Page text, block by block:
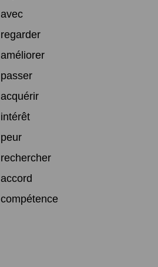
avec
regarder
améliorer
passer
acquérir
intérêt
peur
rechercher
accord
compétence